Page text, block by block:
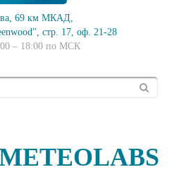
69 км МКАД,
стр. 17, оф. 21-28
– 18:00 по МСК